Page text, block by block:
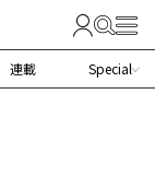
連載 Special